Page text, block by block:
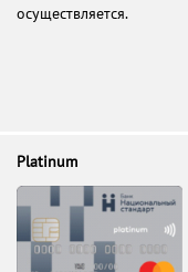
осуществляется.
Platinum